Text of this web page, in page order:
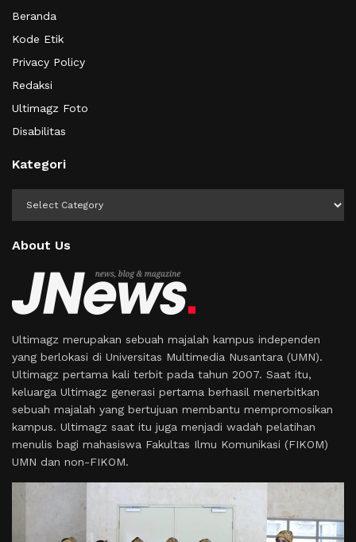
Beranda
Kode Etik
Privacy Policy
Redaksi
Ultimagz Foto
Disabilitas
Kategori
About Us
Ultimagz merupakan sebuah majalah kampus independen
yang berlokasi di Universitas Multimedia Nusantara (UMN).
Ultimagz pertama kali terbit pada tahun 2007. Saat itu,
keluarga Ultimagz generasi pertama berhasil menerbitkan
sebuah majalah yang bertujuan membantu mempromosikan
kampus. Ultimagz saat itu juga menjadi wadah pelatihan
menulis bagi mahasiswa Fakultas Ilmu Komunikasi (FIKOM)
UMN dan non-FIKOM.